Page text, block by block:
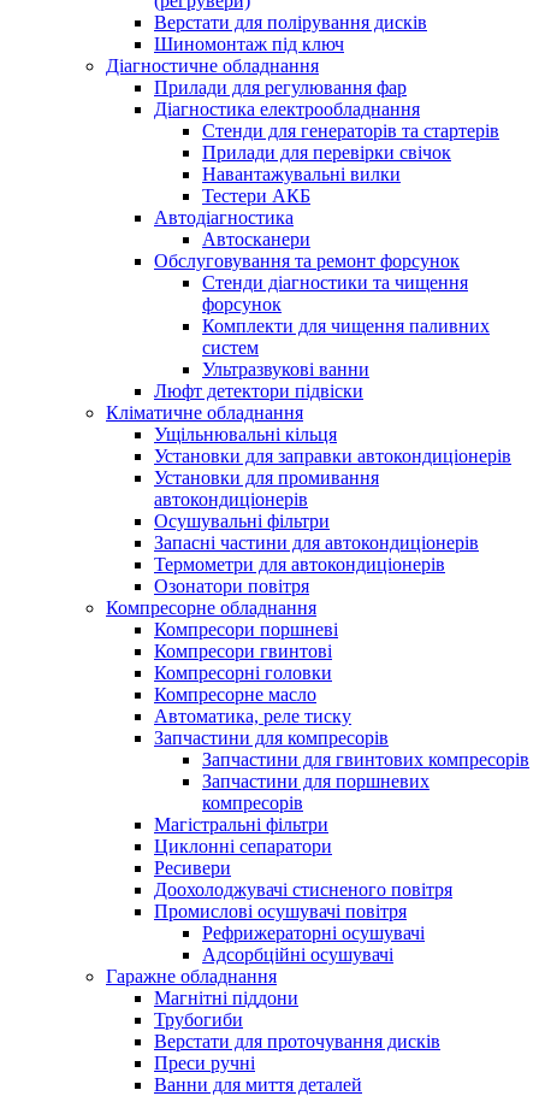
Верстати для полірування дисків
Шиномонтаж під ключ
Діагностичне обладнання
Прилади для регулювання фар
Діагностика електрообладнання
Стенди для генераторів та стартерів
Прилади для перевірки свічок
Навантажувальні вилки
Тестери АКБ
Автодіагностика
Автосканери
Обслуговування та ремонт форсунок
Стенди діагностики та чищення
форсунок
Комплекти для чищення паливних
систем
Ультразвукові ванни
Люфт детектори підвіски
Кліматичне обладнання
Ущільнювальні кільця
Установки для заправки автокондиціонерів
Установки для промивання
автокондиціонерів
Осушувальні фільтри
Запасні частини для автокондиціонерів
Термометри для автокондиціонерів
Озонатори повітря
Компресорне обладнання
Компресори поршневі
Компресори гвинтові
Компресорні головки
Компресорне масло
Автоматика, реле тиску
Запчастини для компресорів
Запчастини для гвинтових компресорів
Запчастини для поршневих
компресорів
Магістральні фільтри
Циклонні сепаратори
Ресивери
Доохолоджувачі стисненого повітря
Промислові осушувачі повітря
Рефрижераторні осушувачі
Адсорбційні осушувачі
Гаражне обладнання
Магнітні піддони
Трубогиби
Верстати для проточування дисків
Преси ручні
Ванни для миття деталей